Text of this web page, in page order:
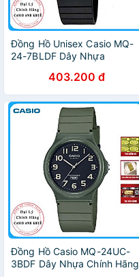
Đồng Hồ Unisex Casio MQ-
24-7BLDF Dây Nhựa
403.200 đ
Đồng Hồ Casio MQ-24UC-
3BDF Dây Nhựa Chính Hãng